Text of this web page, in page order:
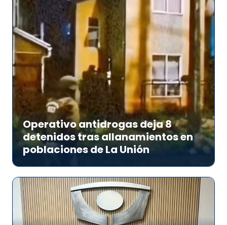
Operativo antidrogas deja 8
detenidos tras allanamientos en
poblaciones de La Unión